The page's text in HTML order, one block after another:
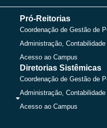
Pró-Reitorias
Coordenação de Gestão de
Administração,
Acesso ao Campus
Diretorias Sistêmicas
Coordenação de Gestão de
Administração,
Acesso ao Campus